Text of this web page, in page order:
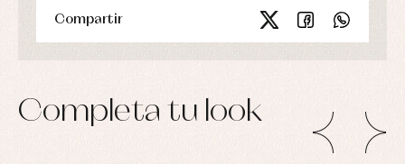
Compartir
Completa tu look